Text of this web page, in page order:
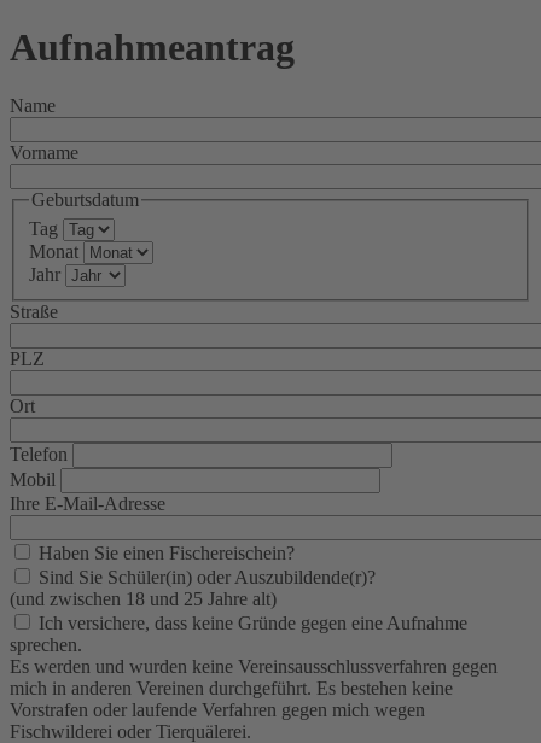
Aufnahmeantrag
Name
Vorname
Geburtsdatum
Tag
Monat
Jahr
Straße
PLZ
Ort
Telefon
Mobil
Ihre E-Mail-Adresse
Haben Sie einen Fischereischein?
Sind Sie Schüler(in) oder Auszubildende(r)?
(und zwischen 18 und 25 Jahre alt)
Ich versichere, dass keine Gründe gegen eine Aufnahme
sprechen.
Es werden und wurden keine Vereinsausschlussverfahren gegen
mich in anderen Vereinen durchgeführt. Es bestehen keine
Vorstrafen oder laufende Verfahren gegen mich wegen
Fischwilderei oder Tierquälerei.